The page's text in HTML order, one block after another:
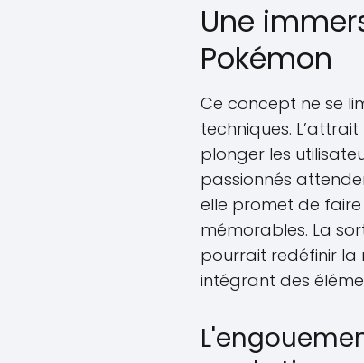
Une
Pokémon
Ce concept ne se
techniques.
plonger les
passionnés
elle promet de
mémorables. La
pourrait redéfinir la
intégrant des